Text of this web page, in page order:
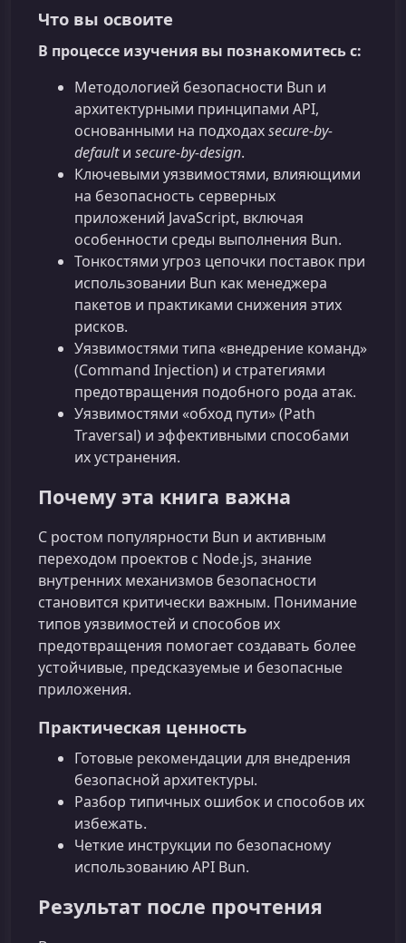
Что вы освоите
В процессе изучения вы познакомитесь с:
Методологией безопасности Bun и
архитектурными принципами API,
основанными на подходахsecure‑by-
defaultи secure‑by-design.
Ключевыми уязвимостями, влияющими
на безопасность серверных
приложений JavaScript, включая
особенности среды выполнения Bun.
Тонкостями угроз цепочки поставок при
использовании Bun как менеджера
пакетов и практиками снижения этих
рисков.
Уязвимостями типа «внедрение команд»
(Command Injection) и стратегиями
предотвращения подобного рода атак.
Уязвимостями «обход пути» (Path
Traversal) и эффективными способами
их устранения.
Почему эта книга важна
С ростом популярности Bun и активным
переходом проектов с Node.js, знание
внутренних механизмов безопасности
становится критически важным. Понимание
типов уязвимостей и способов их
предотвращения помогает создавать более
устойчивые, предсказуемые и безопасные
приложения.
Практическая ценность
Готовые рекомендации для внедрения
безопасной архитектуры.
Разбор типичных ошибок и способов их
избежать.
Четкие инструкции по безопасному
использованию API Bun.
Результат после прочтения